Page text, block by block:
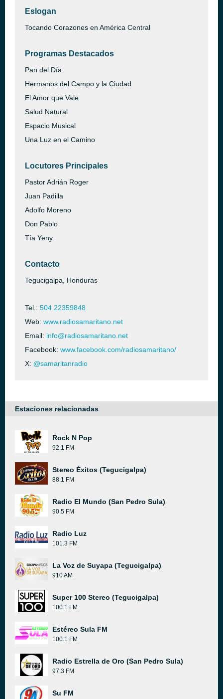
Eslogan
Tocando Corazones en América Central
Programas Destacados
Pan del Día
Hermanos del Campo y la Ciudad
El Amor que Vale
Salud Natural
Espacio Musical
Una Luz en el Camino
Locutores Principales
Pastor Adrián Roger
Juan Padilla
Adolfo Moreno
Don Pablo
Tía Yeny
Contacto
Tegucigalpa, Honduras
Tel.: 504 22359848
Web: www.radiosamaritano.net
Email: info@radiosamaritano.net
Facebook: www.facebook.com/radiosamaritano/
X: @samaritanradio
Estaciones relacionadas
Rock N Pop
92.1 FM
Stereo Éxitos (Tegucigalpa)
88.1 FM
Radio El Mundo (San Pedro Sula)
90.5 FM
Radio Luz
101.3 FM
La Voz de Suyapa (Tegucigalpa)
910 AM
Super 100 Stereo (Tegucigalpa)
100.1 FM
Estéreo Sula FM
100.1 FM
Radio Estrella de Oro (San Pedro Sula)
97.3 FM
Su FM